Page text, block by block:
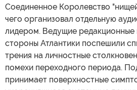
Соединенное Королевство
чего организовал отдельную
лидером. Ведущие редакционные
стороны Атлантики поспешили
трения на личностные
помехи переходного периода.
принимает поверхностные